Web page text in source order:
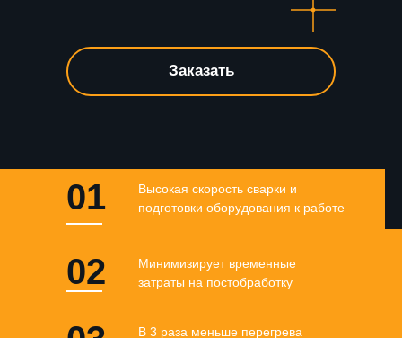
Высокая скорость сварки и
подготовки оборудования к работе
Минимизирует временные
затраты на постобработку
В 3 раза меньше перегрева
Заказать
01
02